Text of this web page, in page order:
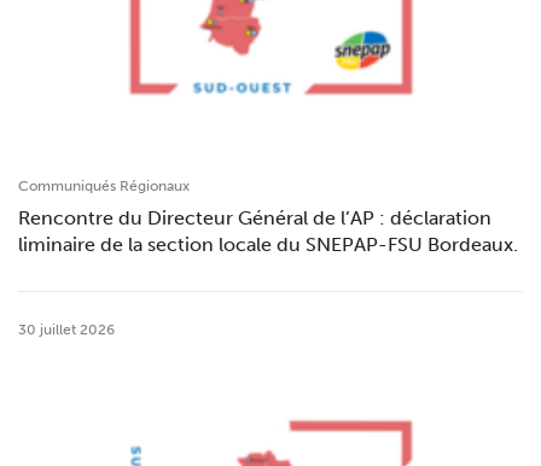
Communiqués Régionaux
Rencontre du Directeur Général de l’AP : déclaration
liminaire de la section locale du SNEPAP-FSU Bordeaux.
30 juillet 2026